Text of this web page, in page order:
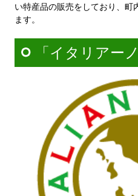
い特産品の販売をしており、町
ます。
「イタリアー